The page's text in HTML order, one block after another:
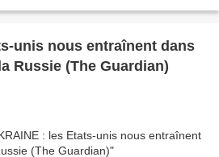
unis nous entraînent dans
Russie (The Guardian)